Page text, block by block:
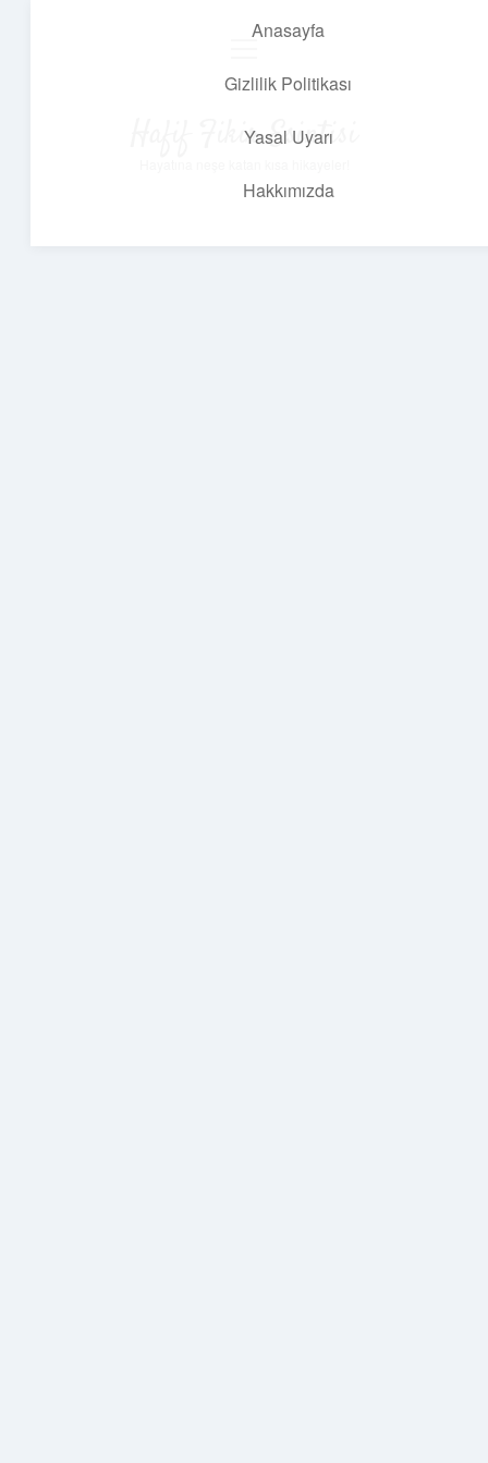
Anasayfa
Gizlilik Politikası
Yasal Uyarı
Hakkımızda
Hafif Fikir Esintisi